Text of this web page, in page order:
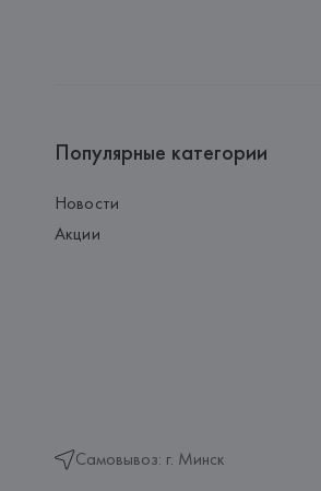
Популярные категории
Новости
Акции
Самовывоз: г. Минск